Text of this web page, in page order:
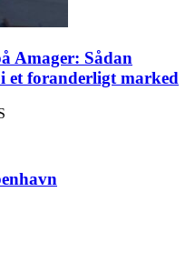
Amager: Sådan
et foranderligt marked